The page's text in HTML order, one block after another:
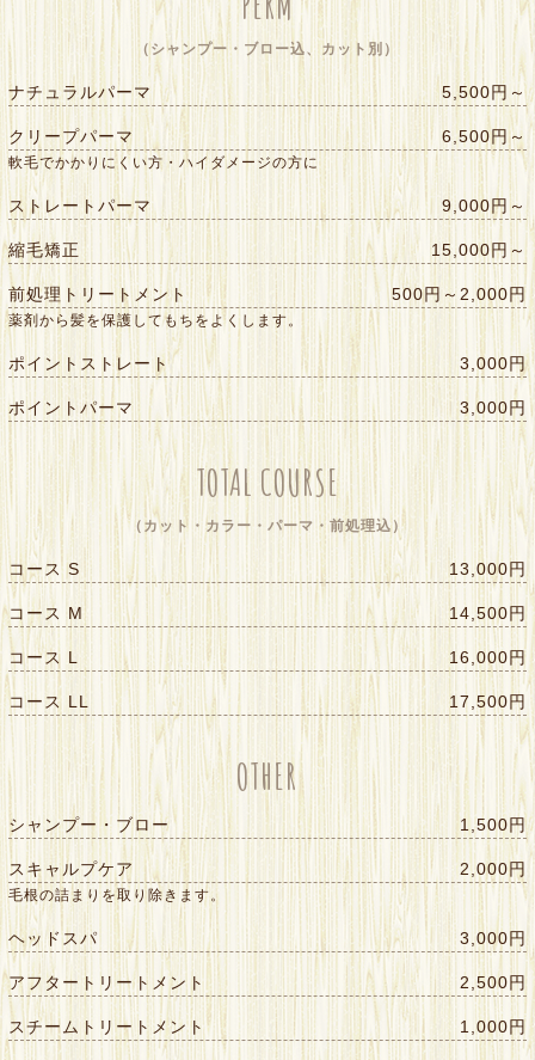
（シャンプー・ブロー込、カット別）
ナチュラルパーマ 5,500円～
クリープパーマ 6,500円～
軟毛でかかりにくい方・ハイダメージの方に
ストレートパーマ 9,000円～
縮毛矯正 15,000円～
前処理トリートメント 500円～2,000円
薬剤から髪を保護してもちをよくします。
ポイントストレート 3,000円
ポイントパーマ 3,000円
TOTAL COURSE
（カット・カラー・パーマ・前処理込）
コース S 13,000円
コース M 14,500円
コース L 16,000円
コース LL 17,500円
OTHER
シャンプー・ブロー 1,500円
スキャルプケア 2,000円
毛根の詰まりを取り除きます。
ヘッドスパ 3,000円
アフタートリートメント 2,500円
スチームトリートメント 1,000円